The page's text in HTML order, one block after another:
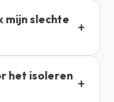
mijn slechte
het isoleren